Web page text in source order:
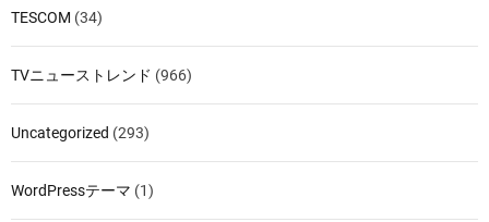
TESCOM (34)
TVニューストレンド (966)
Uncategorized (293)
WordPressテーマ (1)